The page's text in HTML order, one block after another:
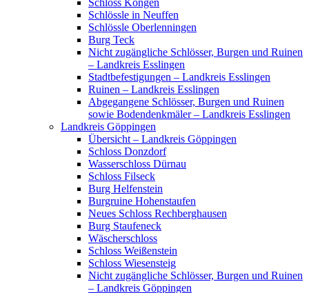
Schloss Köngen
Schlössle in Neuffen
Schlössle Oberlenningen
Burg Teck
Nicht zugängliche Schlösser, Burgen und Ruinen
– Landkreis Esslingen
Stadtbefestigungen – Landkreis Esslingen
Ruinen – Landkreis Esslingen
Abgegangene Schlösser, Burgen und Ruinen
sowie Bodendenkmäler – Landkreis Esslingen
Landkreis Göppingen
Übersicht – Landkreis Göppingen
Schloss Donzdorf
Wasserschloss Dürnau
Schloss Filseck
Burg Helfenstein
Burgruine Hohenstaufen
Neues Schloss Rechberghausen
Burg Staufeneck
Wäscherschloss
Schloss Weißenstein
Schloss Wiesensteig
Nicht zugängliche Schlösser, Burgen und Ruinen
– Landkreis Göppingen